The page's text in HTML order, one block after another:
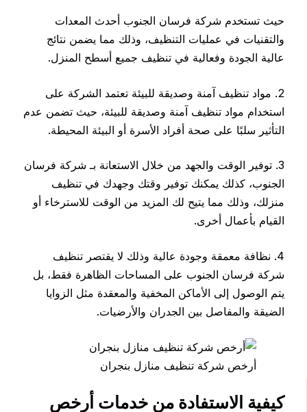
حيث تستخدم شركة فرسان الجنوب أحدث المعدات
والتقنيات في عمليات التنظيف، وذلك مما يضمن نتائج
عالية الجودة وفعالية في تنظيف جميع أسطح المنزل.
2. مواد تنظيف آمنة وصديقة للبيئة تعتمد الشركة على
استخدام مواد تنظيف آمنة وصديقة للبيئة، حيث تضمن عدم
التأثير سلبًا على صحة أفراد الأسرة أو البيئة المحيطة.
3. توفير الوقت والجهد من خلال الاستعانة بـ شركة فرسان
الجنوب، كذلك يمكنك توفير وقتك وجهدك في تنظيف
منزلك، وذلك مما يتيح لك المزيد من الوقت للاسترخاء أو
القيام بأعمال أخرى.
4. نظافة معمقة وجودة عالية وذلك لا يقتصر تنظيف
شركة فرسان الجنوب على المساحات الظاهرة فقط، بل
يتم الوصول إلى الأماكن المخفية والمعقدة مثل الزوايا
الضيقة والمفاصل بين الجدران والأرضيات.
أرخص شركة تنظيف منازل بنجران
كيفية الاستفادة من خدمات أرخص